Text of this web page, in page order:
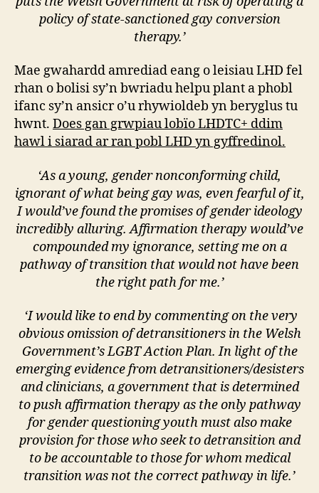
policy of state-sanctioned gay conversion
therapy.’
Mae gwahardd amrediad eang o leisiau LHD fel
rhan o bolisi sy’n bwriadu helpu plant a phobl
ifanc sy’n ansicr o’u rhywioldeb yn beryglus tu
hwnt. Does gan grwpiau lobïo LHDTC+ ddim
hawl i siarad ar ran pobl LHD yn gyffredinol.
‘As a young, gender nonconforming child,
ignorant of what being gay was, even fearful of it,
I would’ve found the promises of gender ideology
incredibly alluring. Affirmation therapy would’ve
compounded my ignorance, setting me on a
pathway of transition that would not have been
the right path for me.’
‘I would like to end by commenting on the very
obvious omission of detransitioners in the Welsh
Government’s LGBT Action Plan. In light of the
emerging evidence from detransitioners/desisters
and clinicians, a government that is determined
to push affirmation therapy as the only pathway
for gender questioning youth must also make
provision for those who seek to detransition and
to be accountable to those for whom medical
transition was not the correct pathway in life.’